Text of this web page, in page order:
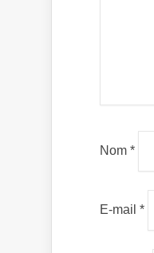
Nom *
E-mail *